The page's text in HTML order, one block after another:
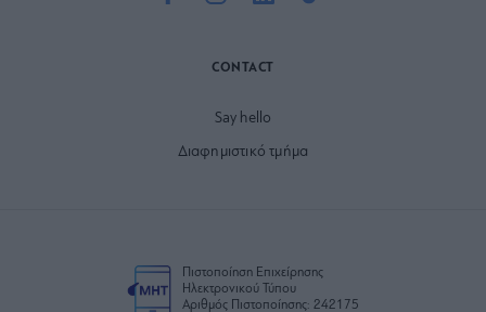
CONTACT
Say hello
Διαφημιστικό τμήμα
Πιστοποίηση Επιχείρησης
Ηλεκτρονικού Τύπου
Αριθμός Πιστοποίησης: 242175